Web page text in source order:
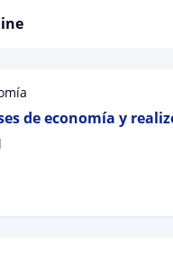
de economía y